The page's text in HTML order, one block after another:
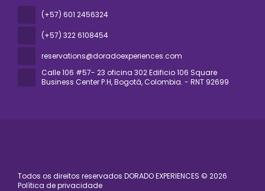
(+57) 601 2456324
(+57) 322 6108454
reservations@doradoexperiences.com
Calle 106 #57- 23 oficina 302 Edificio 106 Square
Business Center P.H, Bogotá, Colombia. - RNT 92699
Todos os direitos reservados DORADO EXPERIENCES © 2026
Política de privacidade